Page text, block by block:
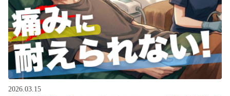
2026.03.15